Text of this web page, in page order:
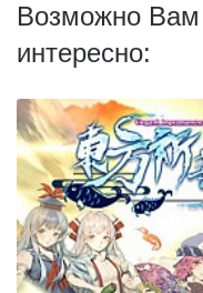
Возможно Вам
интересно: